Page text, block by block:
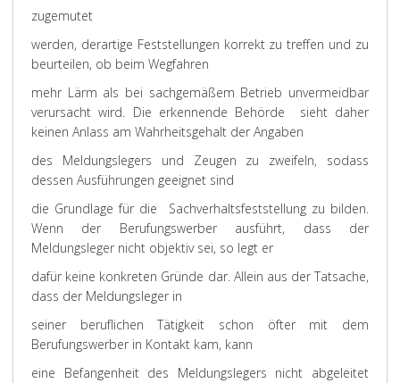
zugemutet
werden, derartige Feststellungen korrekt zu treffen und zu
beurteilen, ob beim Wegfahren
mehr Lärm als bei sachgemäßem Betrieb unvermeidbar
verursacht wird. Die erkennende Behörde sieht daher
keinen Anlass am Wahrheitsgehalt der Angaben
des Meldungslegers und Zeugen zu zweifeln, sodass
dessen Ausführungen geeignet sind
die Grundlage für die Sachverhaltsfeststellung zu bilden.
Wenn der Berufungswerber ausführt, dass der
Meldungsleger nicht objektiv sei, so legt er
dafür keine konkreten Gründe dar. Allein aus der Tatsache,
dass der Meldungsleger in
seiner beruflichen Tätigkeit schon öfter mit dem
Berufungswerber in Kontakt kam, kann
eine Befangenheit des Meldungslegers nicht abgeleitet